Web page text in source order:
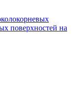
поверхностей на